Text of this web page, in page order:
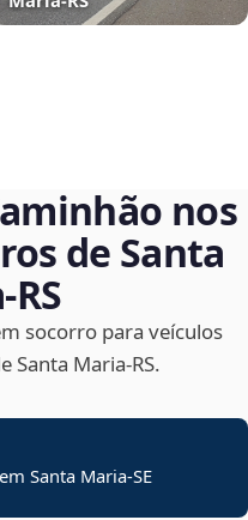
nos
de Santa
socorro para veículos
Santa Maria‑RS.
Santa Maria-SE